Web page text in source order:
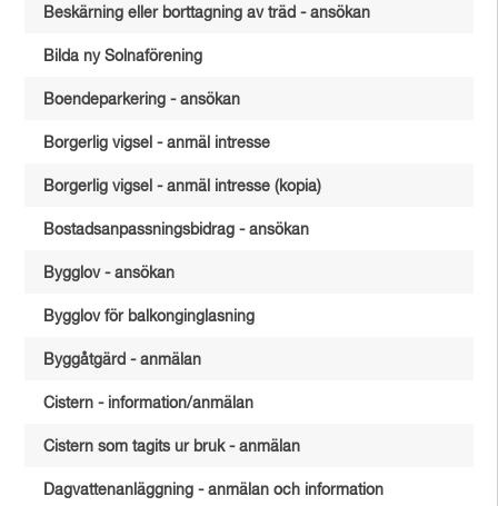
Beskärning eller borttagning av träd - ansökan
Bilda ny Solnaförening
Boendeparkering - ansökan
Borgerlig vigsel - anmäl intresse
Borgerlig vigsel - anmäl intresse (kopia)
Bostadsanpassningsbidrag - ansökan
Bygglov - ansökan
Bygglov för balkonginglasning
Byggåtgärd - anmälan
Cistern - information/anmälan
Cistern som tagits ur bruk - anmälan
Dagvattenanläggning - anmälan och information